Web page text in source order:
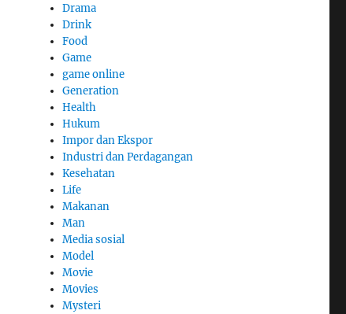
Drama
Drink
Food
Game
game online
Generation
Health
Hukum
Impor dan Ekspor
Industri dan Perdagangan
Kesehatan
Life
Makanan
Man
Media sosial
Model
Movie
Movies
Mysteri